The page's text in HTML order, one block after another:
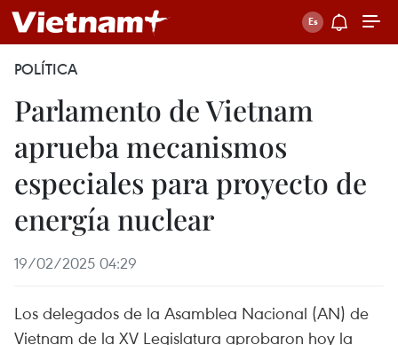
POLÍTICA
Parlamento de Vietnam
aprueba mecanismos
especiales para proyecto de
energía nuclear
19/02/2025 04:29
Los delegados de la Asamblea Nacional (AN) de
Vietnam de la XV Legislatura aprobaron hoy la